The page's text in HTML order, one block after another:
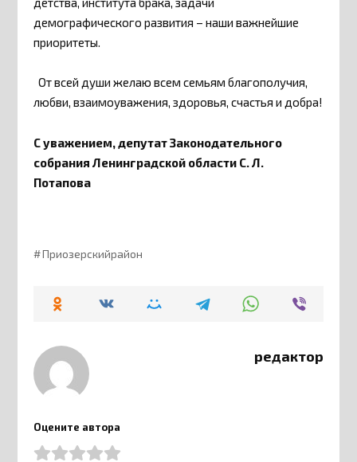
демографического развития – наши важнейшие
приоритеты.
От всей души желаю всем семьям благополучия,
любви, взаимоуважения, здоровья, счастья и добра!
С уважением, депутат Законодательного
собрания Ленинградской области С. Л.
Потапова
Приозерскийрайон
редактор
Оцените автора